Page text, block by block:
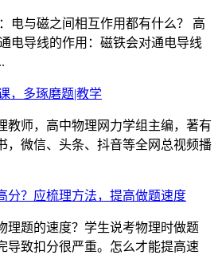
电与磁之间相互作用都有什么？ 高
电导线的作用：磁铁会对通电导线
，多琢磨题|教学
教师，高中物理网力学组主编，著有
，微信、头条、抖音等全网总视频播
分？应梳理方法，提高做题速度
理题的速度？学生说考物理时做题
导致扣分很严重。怎么才能提高速